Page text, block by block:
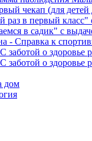
чекап (для детей
раз в первый класс"
в садик" с
- Справка к
заботой о здоровье
заботой о здоровье
дом